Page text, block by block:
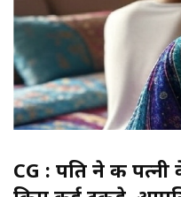
CG : पति ने की